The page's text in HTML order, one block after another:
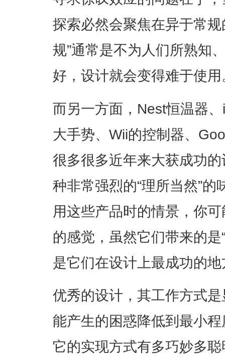
探索必然会聚焦在异于常
规”通常是不为人们所熟知
好，设计就会变得难于使用
而另一方面，Nest恒温器
大手势、Wii的控制器、
很多很多近年来大获成功
种非常强烈的“理所当然”
用这些产品时的情景，你
的感觉，虽然它们带来的
是它们在设计上最成功的地
优秀的设计，其工作方式
能产生的困惑降低到最小
它的实现方式有多巧妙多